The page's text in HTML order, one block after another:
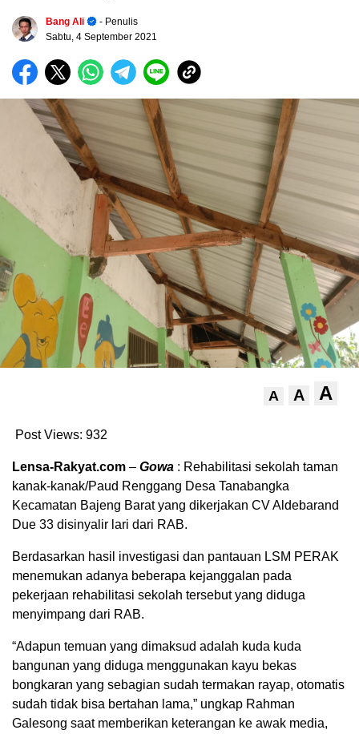
Bang Ali
- Penulis
Sabtu, 4 September 2021
A A A
Post Views: 932
Lensa-Rakyat.com – Gowa : Rehabilitasi sekolah taman
kanak-kanak/Paud Renggang Desa Tanabangka
Kecamatan Bajeng Barat yang dikerjakan CV Aldebarand
Due 33 disinyalir lari dari RAB.
Berdasarkan hasil investigasi dan pantauan LSM PERAK
menemukan adanya beberapa kejanggalan pada
pekerjaan rehabilitasi sekolah tersebut yang diduga
menyimpang dari RAB.
“Adapun temuan yang dimaksud adalah kuda kuda
bangunan yang diduga menggunakan kayu bekas
bongkaran yang sebagian sudah termakan rayap, otomatis
sudah tidak bisa bertahan lama,” ungkap Rahman
Galesong saat memberikan keterangan ke awak media,